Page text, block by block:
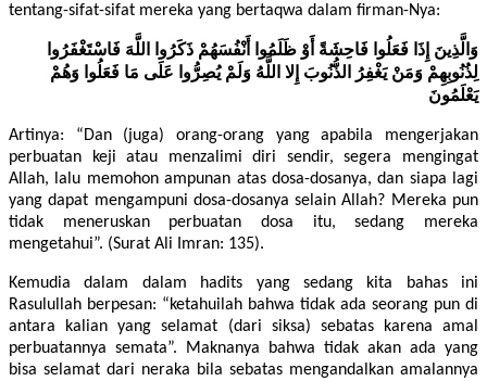
tentang-sifat-sifat mereka yang bertaqwa dalam firman-Nya:
وَالَّذِينَ إِذَا فَعَلُوا فَاحِشَةً أَوْ ظَلَمُوا أَنْفُسَهُمْ ذَكَرُوا اللَّهَ فَاسْتَغْفَرُوا
لِذُنُوبِهِمْ وَمَنْ يَغْفِرُ الذُّنُوبَ إِلا اللَّهُ وَلَمْ يُصِرُّوا عَلَى مَا فَعَلُوا وَهُمْ
يَعْلَمُونَ
Artinya: “Dan (juga) orang-orang yang apabila mengerjakan
perbuatan keji atau menzalimi diri sendir, segera mengingat
Allah, lalu memohon ampunan atas dosa-dosanya, dan siapa lagi
yang dapat mengampuni dosa-dosanya selain Allah? Mereka pun
tidak meneruskan perbuatan dosa itu, sedang mereka
mengetahui”. (Surat Ali Imran: 135).
Kemudia dalam dalam hadits yang sedang kita bahas ini
Rasulullah berpesan: “ketahuilah bahwa tidak ada seorang pun di
antara kalian yang selamat (dari siksa) sebatas karena amal
perbuatannya semata”. Maknanya bahwa tidak akan ada yang
bisa selamat dari neraka bila sebatas mengandalkan amalannya